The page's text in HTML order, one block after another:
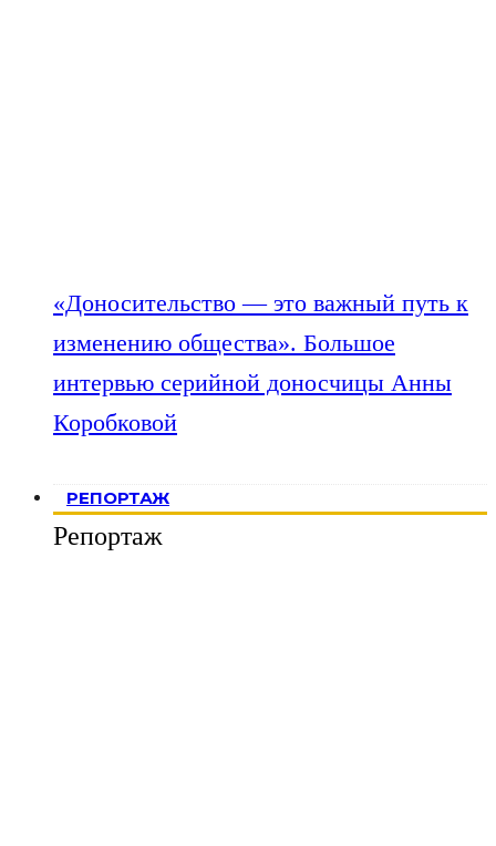
«Доносительство — это важный путь к
изменению общества». Большое
интервью серийной доносчицы Анны
Коробковой
РЕПОРТАЖ
Репортаж